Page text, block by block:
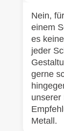
Nein,
einem
es
jeder
gerne
unserer
Metall.